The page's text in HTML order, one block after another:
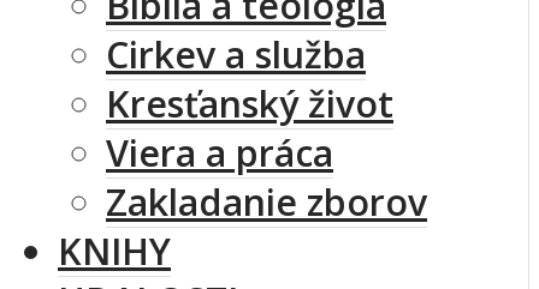
Cirkev a služba
Kresťanský život
Viera a práca
Zakladanie zborov
KNIHY